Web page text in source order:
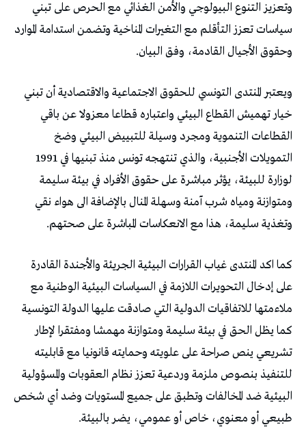
وتعزيز التنوع البيولوجي والأمن الغذائي مع الحرص على تبني
سياسات تعزز التأقلم مع التغيرات المناخية وتضمن استدامة الموارد
وحقوق الأجيال القادمة، وفق البيان.
ويعتبر المنتدى التونسي للحقوق الاجتماعية والاقتصادية أن تبني
خيار تهميش القطاع البيئي واعتباره قطاعا معزولا عن باقي
القطاعات التنموية ومجرد وسيلة للتبييض البيئي وضخ
التمويلات الأجنبية، والذي تنتهجه تونس منذ تبنيها في 1991
لوزارة للبيئة، يؤثر مباشرة على حقوق الأفراد في بيئة سليمة
ومتوازنة ومياه شرب آمنة وسهلة المنال بالإضافة الى هواء نقي
وتغذية سليمة، هذا مع الانعكاسات المباشرة على صحتهم.
كما اكد المنتدى غياب القرارات البيئية الجريئة والأجندة القادرة
على إدخال التحويرات اللازمة في السياسات البيئية الوطنية مع
ملاءمتها للاتفاقيات الدولية التي صادقت عليها الدولة التونسية
كما يظل الحق في بيئة سليمة ومتوازنة مهمشا ومفتقرا لإطار
تشريعي ينص صراحة على علويته وحمايته قانونيا مع قابليته
للتنفيذ بنصوص ملزمة وردعية تعزز نظام العقوبات والمسؤولية
البيئية ضد المخالفات وتطبق على جميع المستويات وضد أي شخص
طبيعي أو معنوي، خاص أو عمومي، يضر بالبيئة.